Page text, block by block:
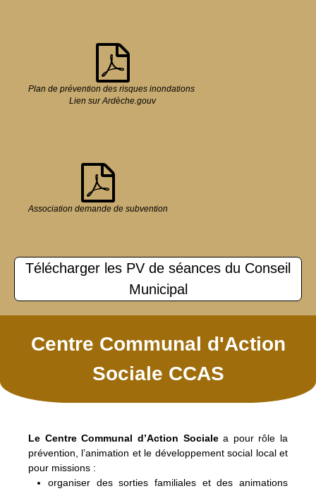
Plan de prévention des risques inondations
Lien sur Ardèche.gouv
Association demande de subvention
Télécharger les PV de séances du Conseil
Municipal
Centre Communal d'Action
Sociale CCAS
Le Centre Communal d’Action Socialea pour rôle la
prévention, l’animation et le développement social local et
pour missions :
organiser des sorties familiales et des animations